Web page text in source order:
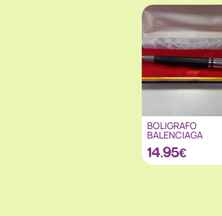
BOLIGRAFO
BALENCIAGA
14.95€